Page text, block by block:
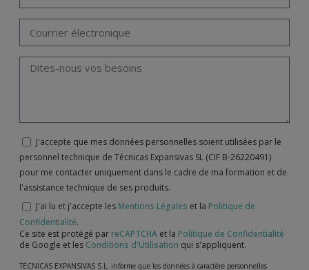
J'accepte que mes données personnelles soient utilisées par le
personnel technique de Técnicas Expansivas SL (CIF B-26220491)
pour me contacter uniquement dans le cadre de ma formation et de
l'assistance technique de ses produits.
J'ai lu et j'accepte les Mentions Légales et la Politique de
Confidentialité.
Ce site est protégé par reCAPTCHA et la Politique de Confidentialité
de Google et les Conditions d'Utilisation qui s'appliquent.
TÉCNICAS EXPANSIVAS S.L. informe que les données à caractère personnelles